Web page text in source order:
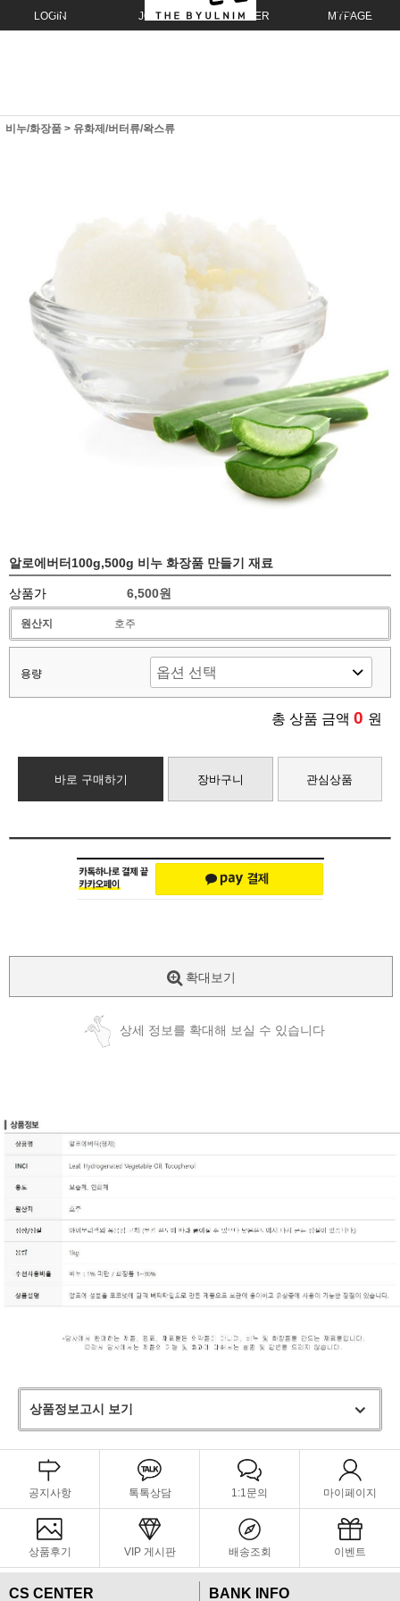
LOGIN JOIN ORDER MYPAGE
비누/화장품 > 유화제/버터류/왁스류
알로에버터100g,500g 비누 화장품 만들기 재료
상품가 6,500원
원산지 호주
용량
총 상품 금액 0 원
바로 구매하기 장바구니 관심상품
확대보기
상세 정보를 확대해 보실 수 있습니다
상품정보고시 보기
공지사항 톡톡상담 1:1문의 마이페이지
상품후기 VIP 게시판 배송조회 이벤트
CS CENTER BANK INFO